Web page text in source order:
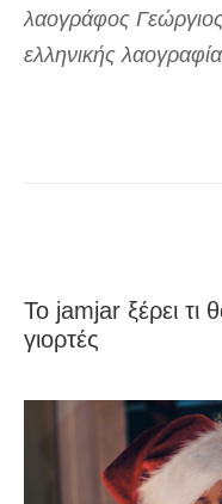
λαογράφος
ελληνικής
Το jamjar ξέρει τι
γιορτές